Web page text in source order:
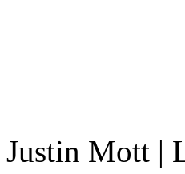
Justin Mott |